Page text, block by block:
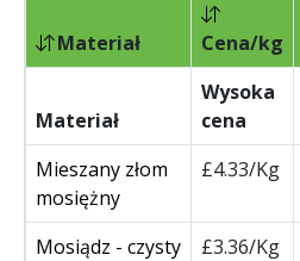
Materiał Cena/kg
Materiał
Wysoka
cena
Mieszany złom
mosiężny
£4.33/Kg
Mosiądz - czysty
£3.36/Kg